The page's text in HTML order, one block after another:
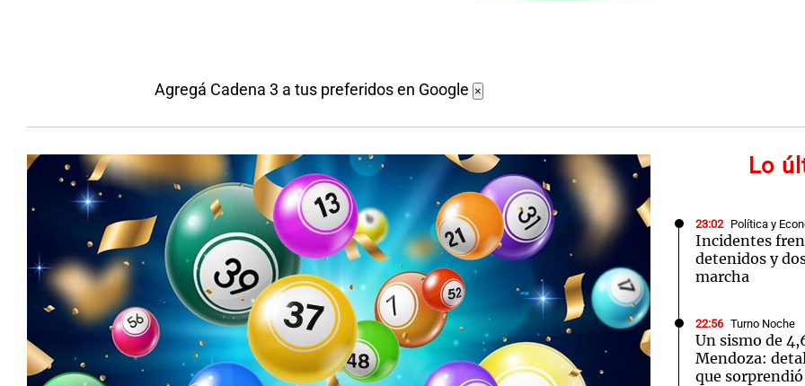
Agregá Cadena 3 a tus preferidos en Google ×
Lo
23:02 Política y
Incidentes
detenidos y
marcha
22:56 Turno Noche
Un sismo de
Mendoza:
que